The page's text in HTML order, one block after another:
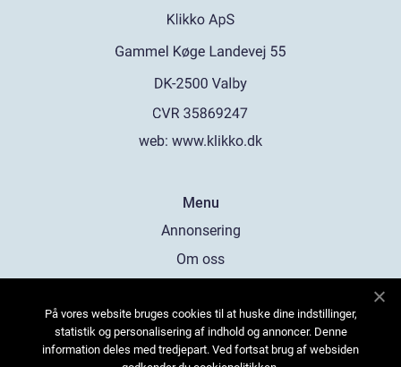
web: www.klikko.dk
Menu
Annonsering
Om oss
Kontakta oss
Sitemap
På vores website bruges cookies til at huske dine indstillinger,
statistik og personalisering af indhold og annoncer. Denne
information deles med tredjepart. Ved fortsat brug af websiden